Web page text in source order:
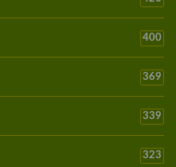
400
369
339
323